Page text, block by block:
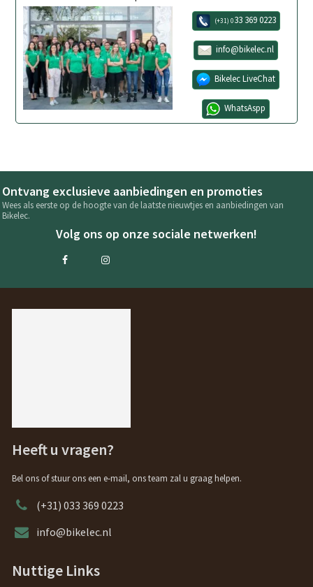
(+31) 033 369 0223
info@bikelec.nl
Bikelec LiveChat
WhatsAspp
Ontvang exclusieve aanbiedingen en promoties
Wees als eerste op de hoogte van de laatste nieuwtjes en aanbiedingen van
Bikelec.
Volg ons op onze sociale netwerken!
Heeft u vragen?
Bel ons of stuur ons een e-mail, ons team zal u graag helpen.
(+31) 033 369 0223
info@bikelec.nl
Nuttige Links